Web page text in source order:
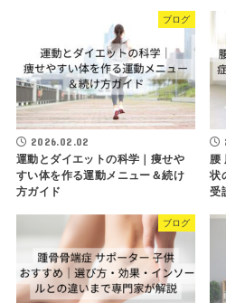
ブログ
2026.02.02
運動とダイエットの科学｜痩せや
すい体を作る運動メニュー＆続け
方ガイド
腰
状
受
ブログ